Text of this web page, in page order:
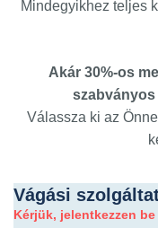
Mindegyikhez teljes
Akár 30%-os
Válassza ki az
Vágási
Kérjük, jelentkezzen